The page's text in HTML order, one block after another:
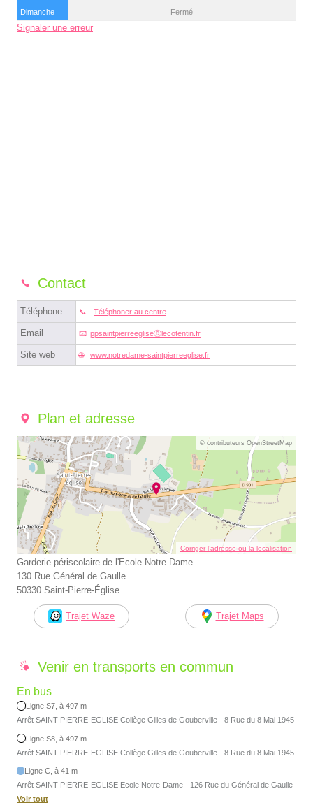
Dimanche
Fermé
Signaler une erreur
Contact
Téléphone Téléphoner au centre
Email ppsaintpierreegliseⓐlecotentin.fr
Site web www.notredame-saintpierreeglise.fr
Plan et adresse
© contributeurs OpenStreetMap
Corriger l’adresse ou la localisation
Garderie périscolaire de l'Ecole Notre Dame
130 Rue Général de Gaulle
50330 Saint-Pierre-Église
Trajet Waze Trajet Maps
Venir en transports en commun
En bus
Ligne S7, à 497 m
Arrêt SAINT-PIERRE-EGLISE Collège Gilles de Gouberville - 8 Rue du 8 Mai 1945
Ligne S8, à 497 m
Arrêt SAINT-PIERRE-EGLISE Collège Gilles de Gouberville - 8 Rue du 8 Mai 1945
Ligne C, à 41 m
Arrêt SAINT-PIERRE-EGLISE Ecole Notre-Dame - 126 Rue du Général de Gaulle
Voir tout